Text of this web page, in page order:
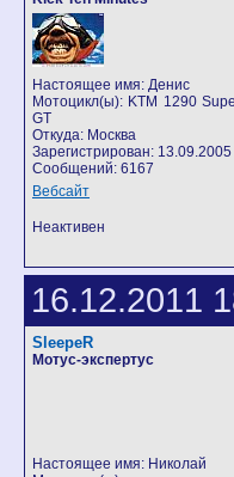
Настоящее имя: Денис
Мотоцикл(ы): KTM 1290
GT
Откуда: Москва
Зарегистрирован: 13.09.2005
Сообщений: 6167
Вебсайт
Неактивен
16.12.2011
SleepeR
Мотус-экспертус
Настоящее имя: Николай